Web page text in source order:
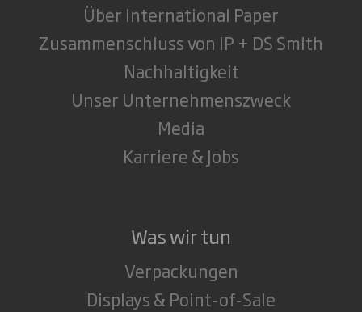
Über International Paper
Zusammenschluss von IP + DS Smith
Nachhaltigkeit
Unser Unternehmenszweck
Media
Karriere & Jobs
Was wir tun
Verpackungen
Displays & Point-of-Sale